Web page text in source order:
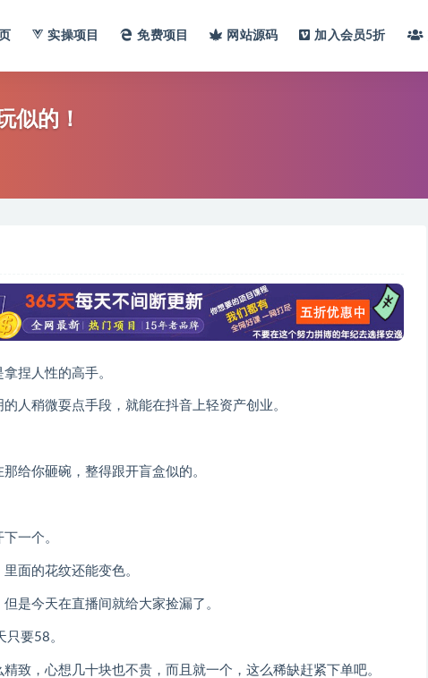
实操项目 免费项目 网站源码 加入会员5折
似的！
捏人性的高手。
人稍微耍点手段，就能在抖音上轻资产创业。
给你砸碗，整得跟开盲盒似的。
一个。
面的花纹还能变色。
是今天在直播间就给大家捡漏了。
要58。
致，心想几十块也不贵，而且就一个，这么稀缺赶紧下单吧。